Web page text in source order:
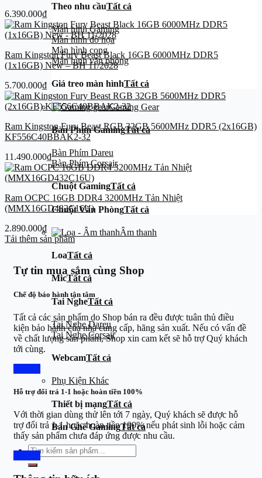
Theo nhu cầuTất cả
Màn hình Gaming
Màn hình đồ họa
Màn hình cong
Màn hình văn phòng
Giá treo màn hìnhTất cả
Gaming Gear
Bàn Phím GamingTất cả
Bàn Phím Dareu
Bàn Phím Corsair
Chuột GamingTất cả
Chuột Văn PhòngTất cả
Âm thanh
LoaTất cả
MicTất cả
Tai NgheTất cả
Tai Nghe Dareu
Tai Nghe Corsair
WebcamTất cả
Phụ Kiện Khác
Thiết bị mạngTất cả
Bàn Ghế GamingTất cả
Tìm
kiếm:
6.390.000₫
Ram Kingston Fury Beast Black 16GB 6000MHz DDR5
(1x16GB) New – BH 11/2028
5.700.000₫
Ram Kingston Fury Beast RGB 32GB 5600MHz DDR5 (2x16GB)
KF556C40BBAK2-32
11.490.000₫
Ram OCPC 16GB DDR4 3200MHz Tản Nhiệt
(MMX16GD432C16U)
2.890.000₫
Tải thêm sản phẩm
Tự tin mua sắm cùng Shop
Chế độ bảo hành tận tâm
Tất cả các sản phẩm do Shop bán ra đều được tuân thủ điều
kiện bảo hành của nhà cung cấp, hãng sản xuất. Nếu có vấn đề
về chất lượng sản phẩm, Shop xin cam kết sẽ hỗ trợ Quý khách
tới cùng.
Hỗ trợ đổi trả 1-1 hoặc hoàn tiền 100%
Với thời gian dùng thử lên tới 7 ngày, Quý khách sẽ được hỗ
trợ đổi trả 1-1 hoặc hoàn tiền 100% nếu phát sinh lỗi hoặc cảm
thấy sản phẩm chưa đáp ứng được nhu cầu.